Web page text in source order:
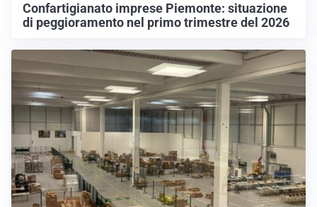
Confartigianato imprese Piemonte: situazione
di peggioramento nel primo trimestre del 2026